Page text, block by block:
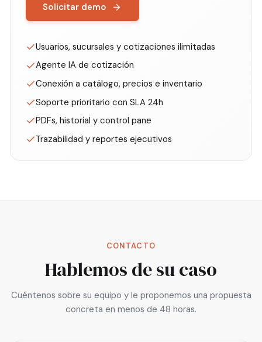
Solicitar demo
Usuarios, sucursales y cotizaciones ilimitadas
Agente IA de cotización
Conexión a catálogo, precios e inventario
Soporte prioritario con SLA 24h
PDFs, historial y control pane
Trazabilidad y reportes ejecutivos
CONTACTO
Hablemos de su caso
Cuéntenos sobre su equipo y le proponemos una propuesta
concreta en menos de 48 horas.